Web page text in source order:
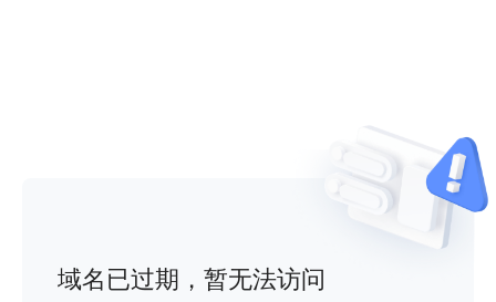
域名已过期，暂无法访问